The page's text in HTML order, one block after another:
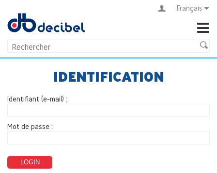
Français
IDENTIFICATION
Identifiant (e-mail) :
Mot de passe :
LOGIN